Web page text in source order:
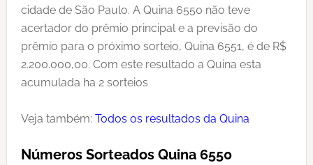
cidade de São Paulo. A Quina 6550 não teve
acertador do prêmio principal e a previsão do
prêmio para o próximo sorteio, Quina 6551, é de R$
2.200.000,00. Com este resultado a Quina esta
acumulada ha 2 sorteios
Veja também: Todos os resultados da Quina
Números Sorteados Quina 6550